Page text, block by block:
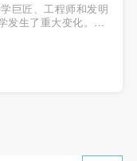
巨匠、工程师和发明
发生了重大变化。有
且他的构思与常人
同的物种组合创新，